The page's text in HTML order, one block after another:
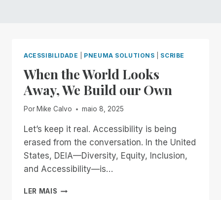
ACESSIBILIDADE PNEUMA SOLUTIONS SCRIBE
When the World Looks
Away, We Build our Own
Por Mike Calvo maio 8, 2025
Let’s keep it real. Accessibility is being
erased from the conversation. In the United
States, DEIA—Diversity, Equity, Inclusion,
and Accessibility—is…
LER MAIS WHEN